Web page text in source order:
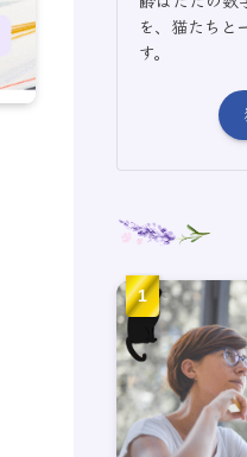
を、猫たちと
す。